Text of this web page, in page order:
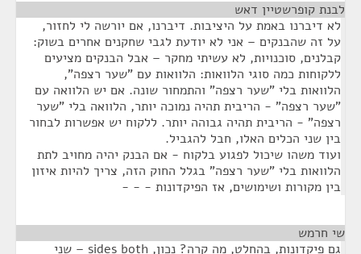
לבנת קופרשטיין דאש
לא דיברנו באמת על היציבות. דיברנו, אם יורשה לי לחזור,
על זה שהבנקים – אני לא יודעת לגבי שחקנים אחרים בשוק:
קבלנים, סוכנויות, לא עשיתי מחקר – אבל הבנקים מציעים
ללקוחות כמה סוגי הלוואות: הלוואות עם "שער רצפה",
הלוואות בלי "שער רצפה" והתמחור שונה. אם יש הלוואה עם
"שער רצפה" - הריבית תהיה נמוכה יותר, הלוואה בלי "שער
רצפה" - הריבית תהיה גבוהה יותר. ללקוח יש אפשרות לבחור
בין שני הכלים האלו, חבל להגביל.
ועוד משהו שיכול לפגוע בלקוח - אם הבנק יהיה מחויב לתת
הלוואות בלי "שער רצפה" בגלל החוק הזה, צריך להיות איזון
בין מקורות ושימושים, אז הפיקדונות - - -
שי חרמש
גם פיקדונות, בהחלט, מה קרה? נכון, sides both – שני